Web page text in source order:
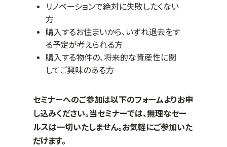
リノベーションで絶対に失敗したくない
方
購入するお住まいから、いずれ退去をす
る予定が考えられる方
購入する物件の、将来的な資産性に関
してご興味のある方
セミナーへのご参加は以下のフォームよりお申
し込みください。当セミナーでは、無理なセー
ルスは一切いたしません。お気軽にご参加いた
だけます。